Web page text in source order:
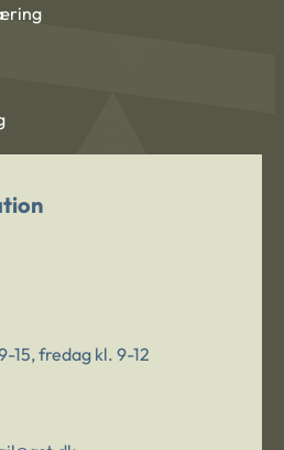
15, fredag kl. 9-12